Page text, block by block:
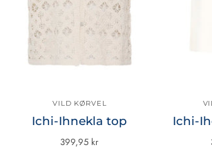
VILD KØRVEL
Ichi-Ihnekla top
399,95 kr
Ichi-